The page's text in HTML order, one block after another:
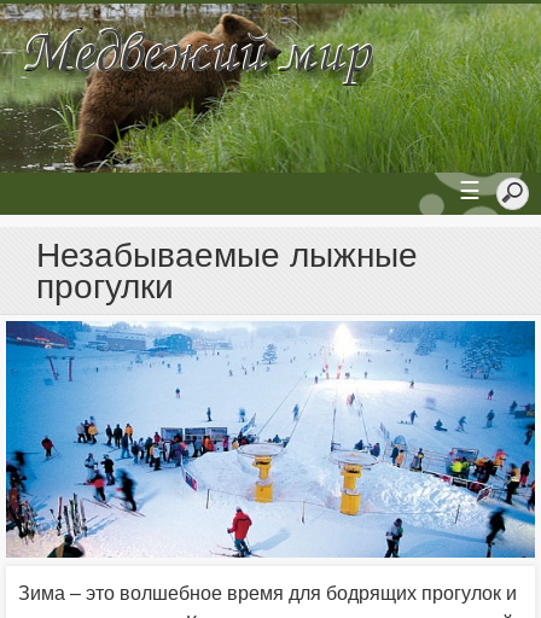
☰
Незабываемые лыжные
прогулки
Зима – это волшебное время для бодрящих прогулок и